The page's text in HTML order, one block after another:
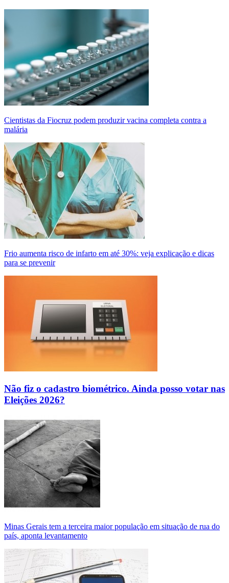
Cientistas da Fiocruz podem produzir vacina completa contra a
malária
Frio aumenta risco de infarto em até 30%: veja explicação e dicas
para se prevenir
Não fiz o cadastro biométrico. Ainda posso votar nas
Eleições 2026?
Minas Gerais tem a terceira maior população em situação de rua do
país, aponta levantamento